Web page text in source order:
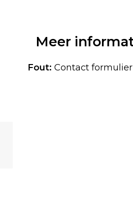
Meer
Fout: Contact